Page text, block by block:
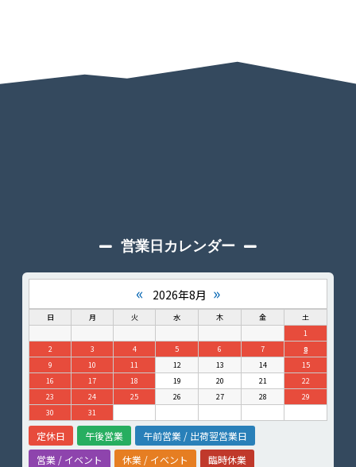
営業日カレンダー
« 2026年8月 »
日 月 火 水 木 金
土
1
2
3 4 5 6 7
8
9
10 11 12 13 14
15
16
17 18 19 20 21
22
23
24 25 26 27 28
29
30
31
定休日 午後営業
午前営業 / 出荷翌営業日
営業 / イベント
休業 / イベント 臨時休業